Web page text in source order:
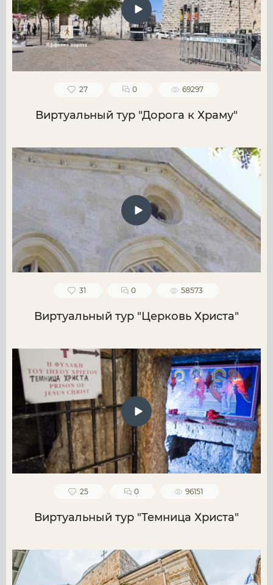
27 0 69297
Виртуальный тур "Дорога к Храму"
31 0 58573
Виртуальный тур "Церковь Христа"
25 0 96151
Виртуальный тур "Темница Христа"